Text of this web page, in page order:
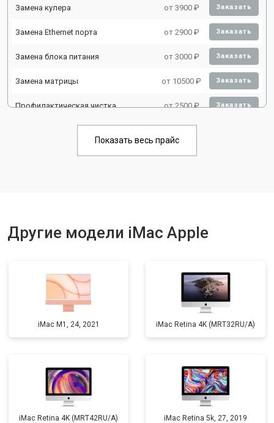
Замена кулера от 3900 ₽ Заказать
Замена Ethernet порта от 2900 ₽ Заказать
Замена блока питания от 3000 ₽ Заказать
Замена матрицы от 10500 ₽ Заказать
Профилактическая чистка от 2500 ₽ Заказать
Показать весь прайс
Другие модели iMac Apple
iMac M1, 24, 2021 iMac Retina 4K (MRT32RU/A)
iMac Retina 4K (MRT42RU/A) iMac Retina 5k, 27, 2019